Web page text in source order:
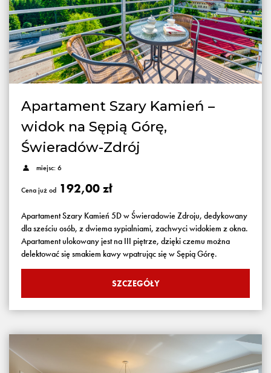
Apartament Szary Kamień –
widok na Sępią Górę,
Świeradów-Zdrój
miejsc: 6
Cena już od 192,00 zł
Apartament Szary Kamień 5D w Świeradowie Zdroju, dedykowany
dla sześciu osób, z dwiema sypialniami, zachwyci widokiem z okna.
Apartament ulokowany jest na III piętrze, dzięki czemu można
delektować się smakiem kawy wpatrując się w Sępią Górę.
SZCZEGÓŁY